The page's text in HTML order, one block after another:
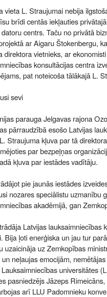
vieta L. Straujumai nebija
brīdi centās iekļauties
centrs. Taču no privātā
ar Aigaru Štokenbergu,
direktora vietnieks, ar
konsultācijas centra
pat noteicoša tālākajā L.
sevi
parauga Jelgavas rajona
pārraudzībā esošo Latvijas
Straujuma kļuva par tā
par bezpeļņas
kļuva par iestādes vadītāju.
pie jaunās iestādes
nozares speciālistu uzmanību
akadēmijā, gan
Latvijas lauksaimniecības
Bija ļoti enerģiska un jau tur
uzaicināja uz Zemkopības
un neļaujas emocijām,
universitātes
pasniedzējs Jāzeps
arī LLU Padomnieku